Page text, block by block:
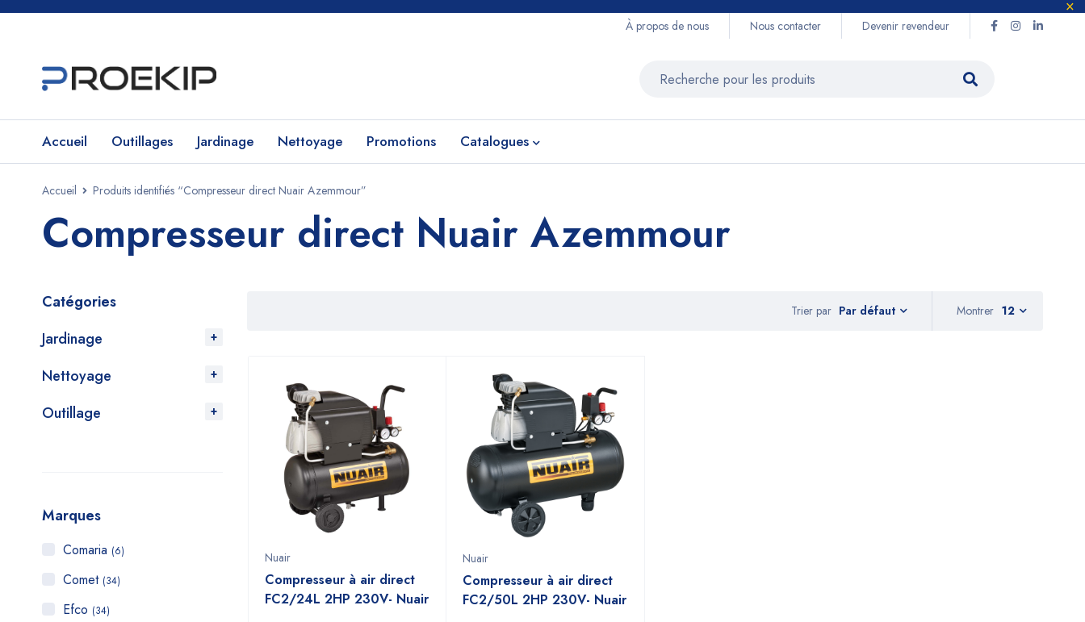
À propos de nous Nous contacter Devenir revendeur
Accueil Outillages Jardinage Nettoyage Promotions Catalogues
Accueil Produits identifiés “Compresseur direct Nuair Azemmour”
Compresseur direct Nuair Azemmour
Catégories
Jardinage
Nettoyage
Outillage
Marques
Comaria (6)
Comet (34)
Efco (34)
Trier par Par défaut Montrer 12
Nuair
Compresseur à air direct
FC2/24L 2HP 230V- Nuair
Nuair
Compresseur à air direct
FC2/50L 2HP 230V- Nuair